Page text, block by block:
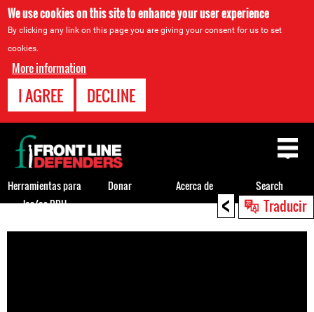
We use cookies on this site to enhance your user experience
By clicking any link on this page you are giving your consent for us to set
cookies.
More information
I AGREE DECLINE
< Traducir
to
Back
to
top
Herramientas para
los/as DDH
Donar Acerca de Search